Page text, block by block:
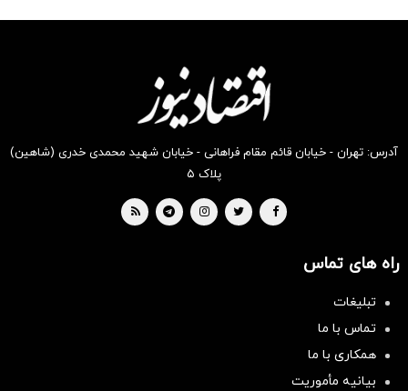
بخر !
بخر !
آدرس: تهران - خیابان قائم مقام فراهانی - خیابان شهید محمدی خدری (شاهین)
پلاک ۵
راه های تماس
تبلیغات
تماس با ما
همکاری با ما
بیانیه مأموریت